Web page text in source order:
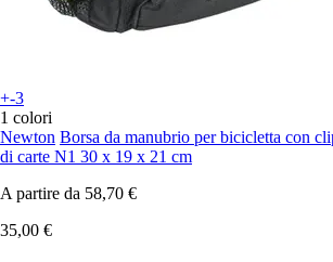
+-3
1 colori
Newton Borsa da manubrio per bicicletta con
di carte N1 30 x 19 x 21 cm
A partire da 58,70 €
35,00 €